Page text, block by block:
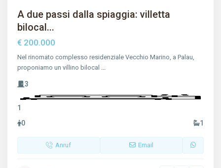
A due passi dalla spiaggia: villetta
bilocal...
€ 200.000
Nel rinomato complesso residenziale Vecchio Marino, a Palau,
proponiamo un villino bilocal
3
1
0
1
Anruf Email